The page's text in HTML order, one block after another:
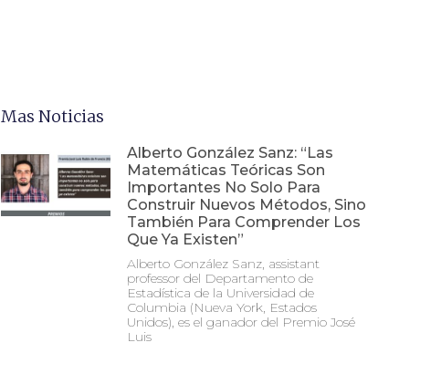
Mas Noticias
Alberto González Sanz: “Las
Matemáticas Teóricas Son
Importantes No Solo Para
Construir Nuevos Métodos, Sino
También Para Comprender Los
Que Ya Existen”
Alberto González Sanz, assistant
professor del Departamento de
Estadística de la Universidad de
Columbia (Nueva York, Estados
Unidos), es el ganador del Premio José
Luis